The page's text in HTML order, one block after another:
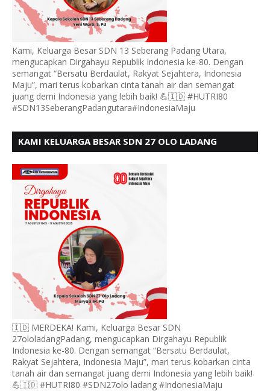
Kami, Keluarga Besar SDN 13 Seberang Padang Utara,
mengucapkan Dirgahayu Republik Indonesia ke-80. Dengan
semangat “Bersatu Berdaulat, Rakyat Sejahtera, Indonesia
Maju”, mari terus kobarkan cinta tanah air dan semangat
juang demi Indonesia yang lebih baik! 💪🇮🇩 #HUTRI80
#SDN13SeberangPadangutara#IndonesiaMaju
KAMI KELUARGA BESAR SDN 27 OLO LADANG
🇮🇩 MERDEKA! Kami, Keluarga Besar SDN
27ololadangPadang, mengucapkan Dirgahayu Republik
Indonesia ke-80. Dengan semangat “Bersatu Berdaulat,
Rakyat Sejahtera, Indonesia Maju”, mari terus kobarkan cinta
tanah air dan semangat juang demi Indonesia yang lebih baik!
💪🇮🇩 #HUTRI80 #SDN27olo ladang #IndonesiaMaju